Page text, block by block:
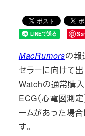
MacRumorsの報
セラーに向けて
Watchの通常購入
ECG（心電図測
ームがあった場
す。